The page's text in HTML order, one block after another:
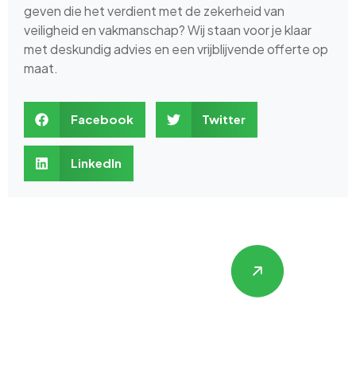
geven die het verdient met de zekerheid van
veiligheid en vakmanschap? Wij staan voor je klaar
met deskundig advies en een vrijblijvende offerte op
maat.
Facebook Twitter
LinkedIn